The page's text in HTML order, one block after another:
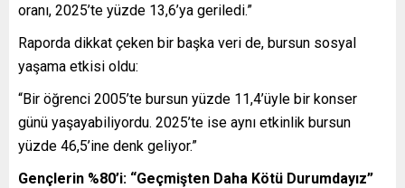
oranı, 2025’te yüzde 13,6’ya geriledi.”
Raporda dikkat çeken bir başka veri de, bursun sosyal
yaşama etkisi oldu:
“Bir öğrenci 2005’te bursun yüzde 11,4’üyle bir konser
günü yaşayabiliyordu. 2025’te ise aynı etkinlik bursun
yüzde 46,5’ine denk geliyor.”
Gençlerin %80’i: “Geçmişten Daha Kötü Durumdayız”